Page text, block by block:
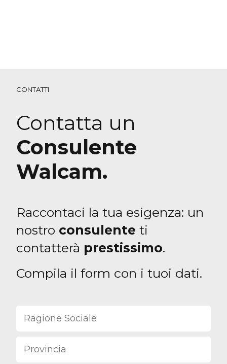
CONTATTI
Contatta un
Consulente
Walcam.
Raccontaci la tua esigenza: un
nostro consulente ti
contatterà prestissimo.
Compila il form con i tuoi dati.